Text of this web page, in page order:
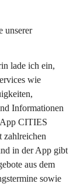
unserer
lade ich ein,
wie
Informationen
CITIES
zahlreichen
in der App gibt
aus dem
sowie